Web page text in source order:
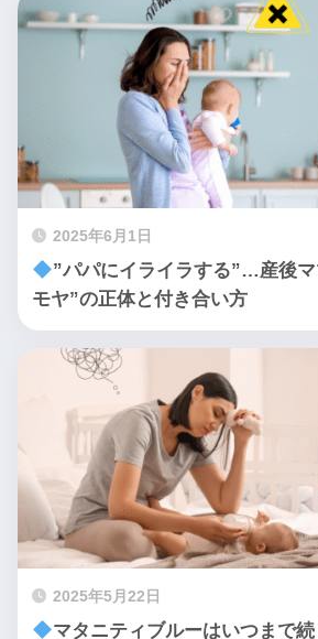
2025年6月1日
”パパにイライラする”…産後
モヤ”の正体と付き合い方
2025年5月22日
マタニティブルーはいつまで